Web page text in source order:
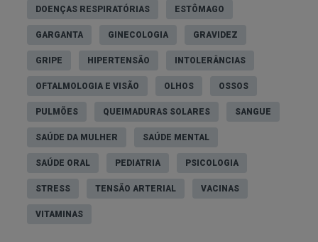
DOENÇAS RESPIRATÓRIAS ESTÔMAGO
GARGANTA GINECOLOGIA GRAVIDEZ
GRIPE HIPERTENSÃO INTOLERÂNCIAS
OFTALMOLOGIA E VISÃO OLHOS OSSOS
PULMÕES QUEIMADURAS SOLARES SANGUE
SAÚDE DA MULHER SAÚDE MENTAL
SAÚDE ORAL PEDIATRIA PSICOLOGIA
STRESS TENSÃO ARTERIAL VACINAS
VITAMINAS